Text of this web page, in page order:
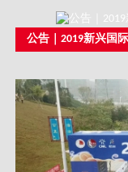
公告｜2019新兴国